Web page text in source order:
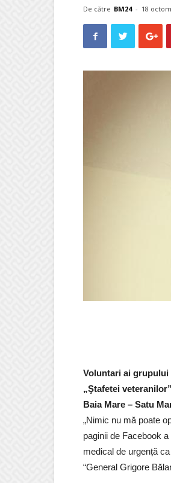
De către BM24 - 18
Voluntari ai grupului
„Ştafetei
Baia Mare – Satu
„Nimic nu mă poate
paginii de Facebook
medical de urgență
“General Grigore